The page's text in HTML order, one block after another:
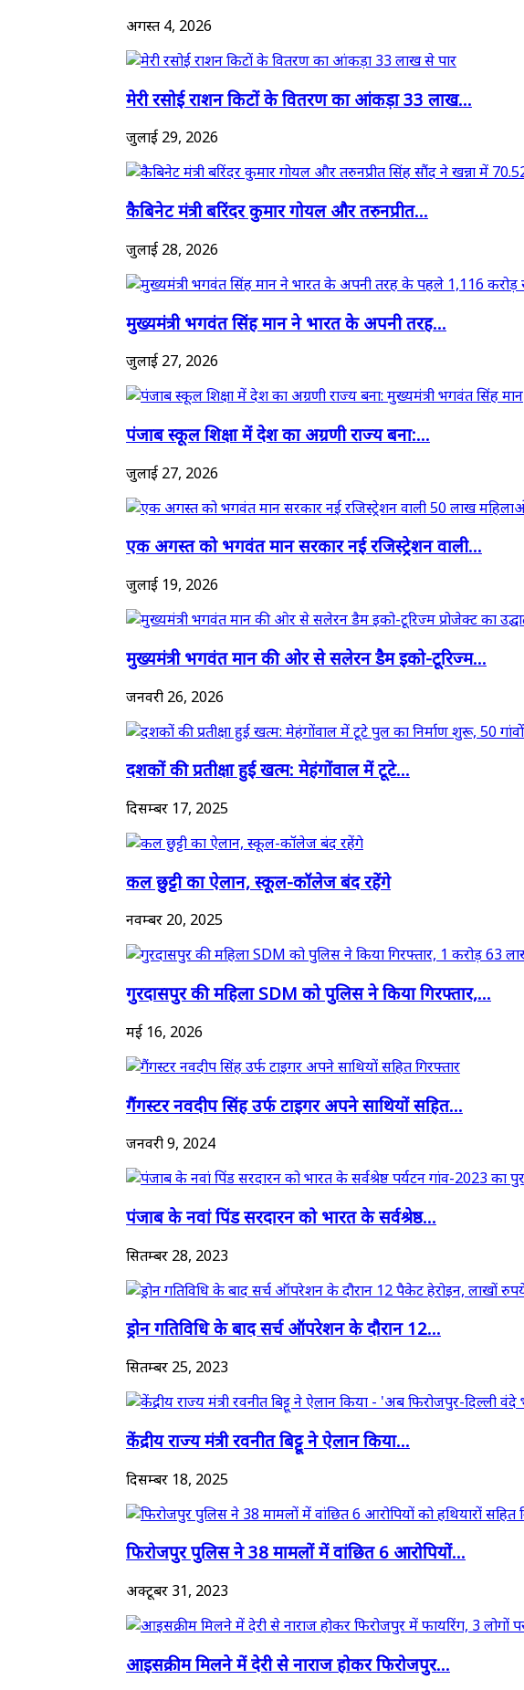
अगस्त 4, 2026
मेरी रसोई राशन किटों के वितरण का आंकड़ा 33 लाख...
जुलाई 29, 2026
कैबिनेट मंत्री बरिंदर कुमार गोयल और तरुनप्रीत...
जुलाई 28, 2026
मुख्यमंत्री भगवंत सिंह मान ने भारत के अपनी तरह...
जुलाई 27, 2026
पंजाब स्कूल शिक्षा में देश का अग्रणी राज्य बना:...
जुलाई 27, 2026
एक अगस्त को भगवंत मान सरकार नई रजिस्ट्रेशन वाली...
जुलाई 19, 2026
मुख्यमंत्री भगवंत मान की ओर से सलेरन डैम इको-टूरिज्म...
जनवरी 26, 2026
दशकों की प्रतीक्षा हुई खत्म: मेहंगोंवाल में टूटे...
दिसम्बर 17, 2025
कल छुट्टी का ऐलान, स्कूल-कॉलेज बंद रहेंगे
नवम्बर 20, 2025
गुरदासपुर की महिला SDM को पुलिस ने किया गिरफ्तार,...
मई 16, 2026
गैंगस्टर नवदीप सिंह उर्फ टाइगर अपने साथियों सहित...
जनवरी 9, 2024
पंजाब के नवां पिंड सरदारन को भारत के सर्वश्रेष्ठ...
सितम्बर 28, 2023
ड्रोन गतिविधि के बाद सर्च ऑपरेशन के दौरान 12...
सितम्बर 25, 2023
केंद्रीय राज्य मंत्री रवनीत बिट्टू ने ऐलान किया...
दिसम्बर 18, 2025
फिरोजपुर पुलिस ने 38 मामलों में वांछित 6 आरोपियों...
अक्टूबर 31, 2023
आइसक्रीम मिलने में देरी से नाराज होकर फिरोजपुर...